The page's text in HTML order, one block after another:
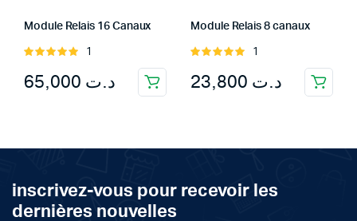
Module Relais 16 Canaux
Rated
5
1
د.ت
Module Relais 8 canaux
Rated
5
1
د.ت
inscrivez-vous pour recevoir les
dernières nouvelles